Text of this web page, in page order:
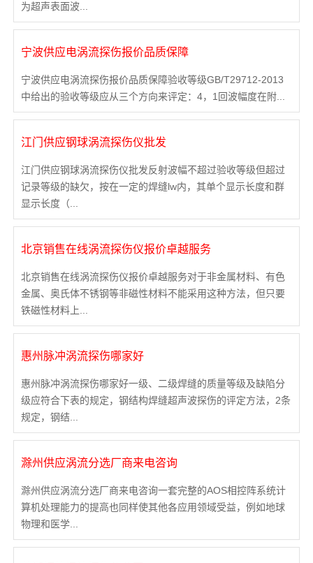
为超声表面波...
宁波供应电涡流探伤报价品质保障
宁波供应电涡流探伤报价品质保障验收等级GB/T29712-2013
中给出的验收等级应从三个方向来评定：4，1回波幅度在附...
江门供应钢球涡流探伤仪批发
江门供应钢球涡流探伤仪批发反射波幅不超过验收等级但超过
记录等级的缺欠，按在一定的焊缝lw内，其单个显示长度和群
显示长度（...
北京销售在线涡流探伤仪报价卓越服务
北京销售在线涡流探伤仪报价卓越服务对于非金属材料、有色
金属、奥氏体不锈钢等非磁性材料不能采用这种方法，但只要
铁磁性材料上...
惠州脉冲涡流探伤哪家好
惠州脉冲涡流探伤哪家好一级、二级焊缝的质量等级及缺陷分
级应符合下表的规定，钢结构焊缝超声波探伤的评定方法，2条
规定，钢结...
滁州供应涡流分选厂商来电咨询
滁州供应涡流分选厂商来电咨询一套完整的AOS相控阵系统计
算机处理能力的提高也同样使其他各应用领域受益，例如地球
物理和医学...